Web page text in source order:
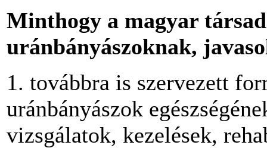
Minthogy a magyar
uránbányászoknak,
1. továbbra is szervezett
uránbányászok
vizsgálatok, kezelések,